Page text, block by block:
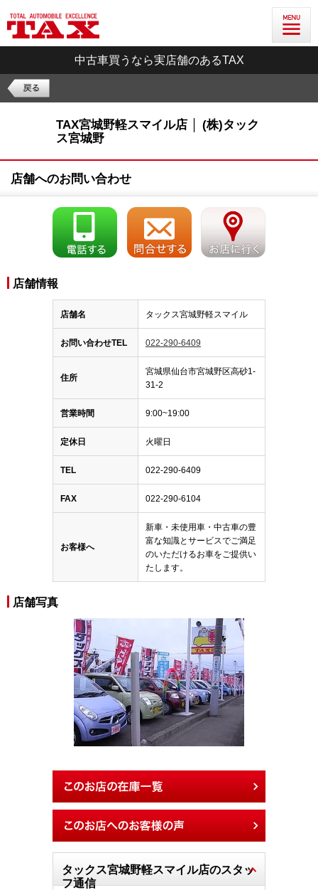
中古車買うなら実店舗のあるTAX
TAX宮城野軽スマイル店 │ (株)タック
ス宮城野
店舗へのお問い合わせ
店舗情報
店舗名 タックス宮城野軽スマイル
お問い合わせTEL 022-290-6409
住所
宮城県仙台市宮城野区高砂1-
31-2
営業時間 9:00~19:00
定休日 火曜日
TEL 022-290-6409
FAX 022-290-6104
お客様へ
新車・未使用車・中古車の豊
富な知識とサービスでご満足
のいただけるお車をご提供い
たします。
店舗写真
タックス宮城野軽スマイル店のスタッ
フ通信